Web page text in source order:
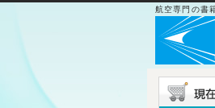
航空専門の書